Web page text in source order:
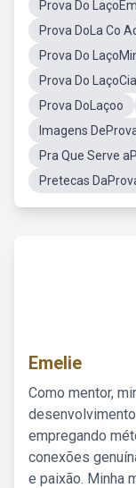
Prova Do
Prova DoLa Co
Prova Do
Prova Do
Prova DoLaçoo
Imagens
Pra Que Serve
Pretecas
Emelie
Como mentor,
empregando
conexões
e paixão. Minha